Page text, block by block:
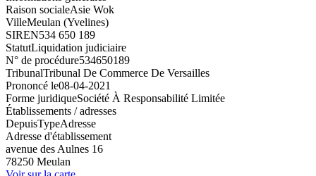
Raison socialeAsie Wok
VilleMeulan (Yvelines)
SIREN534 650 189
StatutLiquidation judiciaire
N° de procédure534650189
TribunalTribunal De Commerce De Versailles
Prononcé le08-04-2021
Forme juridiqueSociété À Responsabilité Limitée
Établissements / adresses
DepuisTypeAdresse
Adresse d'établissement
avenue des Aulnes 16
78250 Meulan